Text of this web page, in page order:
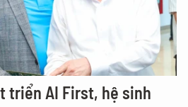
triển AI First, hệ sinh